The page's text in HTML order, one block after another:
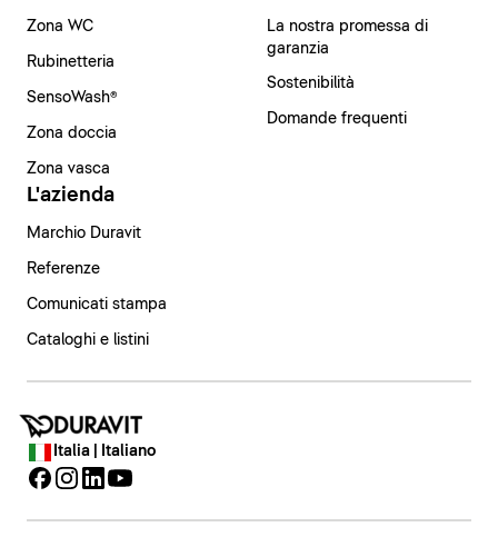
Zona WC
Rubinetteria
SensoWash®
Zona doccia
Zona vasca
La nostra promessa di
garanzia
Sostenibilità
Domande frequenti
L'azienda
Marchio Duravit
Referenze
Comunicati stampa
Cataloghi e listini
Italia | Italiano